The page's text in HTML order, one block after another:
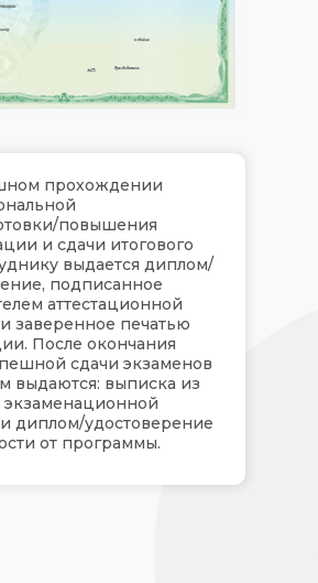
прохождении
повышения
и сдачи итогового
выдается диплом/
подписанное
аттестационной
заверенное печатью
После окончания
сдачи экзаменов
выдаются: выписка из
экзаменационной
диплом/удостоверение
от программы.